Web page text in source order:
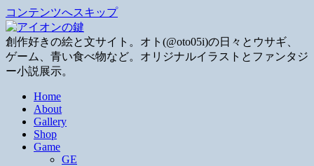
コンテンツへスキップ
創作好きの絵と文サイト。オト(@oto05i)の日々とウサギ、
ゲーム、青い食べ物など。オリジナルイラストとファンタジ
ー小説展示。
Home
About
Gallery
Shop
Game
GE